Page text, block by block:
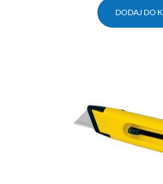
DODAJ DO